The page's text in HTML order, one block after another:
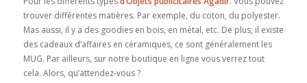
trouver différentes matières. Par exemple, du coton, du polyester.
Mas aussi, il y a des goodies en bois, en métal, etc. De plus, il existe
des cadeaux d’affaires en céramiques, ce sont généralement les
MUG. Par ailleurs, sur notre boutique en ligne vous verrez tout
cela. Alors, qu’attendez-vous ?